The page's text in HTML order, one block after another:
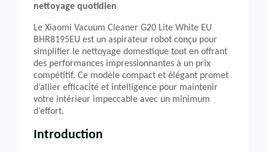
nettoyage quotidien
Le Xiaomi Vacuum Cleaner G20 Lite White EU
BHR8195EU est un aspirateur robot conçu pour
simplifier le nettoyage domestique tout en offrant
des performances impressionnantes à un prix
compétitif. Ce modèle compact et élégant promet
d’allier efficacité et intelligence pour maintenir
votre intérieur impeccable avec un minimum
d’effort.
Introduction